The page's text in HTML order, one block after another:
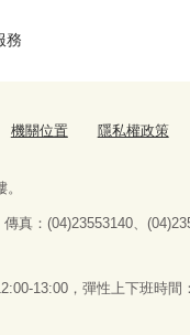
務
機關位置 隱私權政策
真：(04)23553140、
13:00， 彈性上下班時間